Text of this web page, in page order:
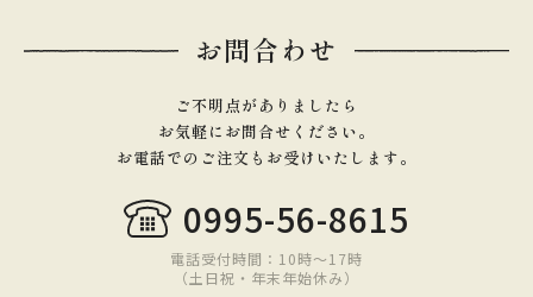
お問合わせ
ご不明点がありましたら
お気軽にお問合せください。
お電話でのご注文もお受けいたします。
0995-56-8615
電話受付時間：10時〜17時
（土日祝・年末年始休み）